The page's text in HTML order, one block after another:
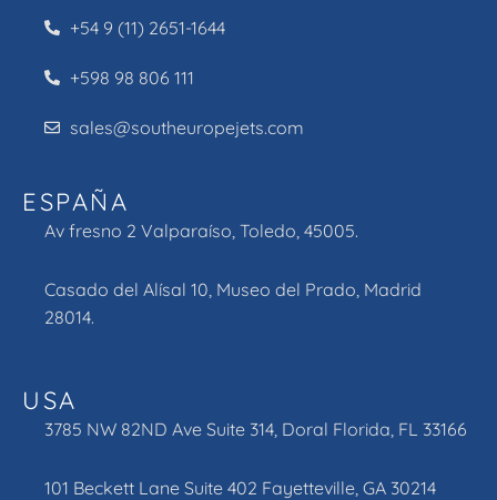
+54 9 (11) 2651-1644
+598 98 806 111
sales@southeuropejets.com
ESPAÑA
Av fresno 2 Valparaíso, Toledo, 45005.
Casado del Alísal 10, Museo del Prado, Madrid
28014.
USA
3785 NW 82ND Ave Suite 314, Doral Florida, FL 33166
101 Beckett Lane Suite 402 Fayetteville, GA 30214